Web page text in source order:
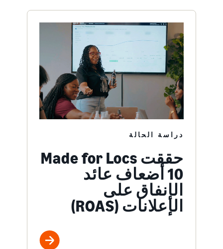
دراسة الحالة
حققت Made for Locs
‏10 أضعاف عائد
الإنفاق على
الإعلانات (ROAS)